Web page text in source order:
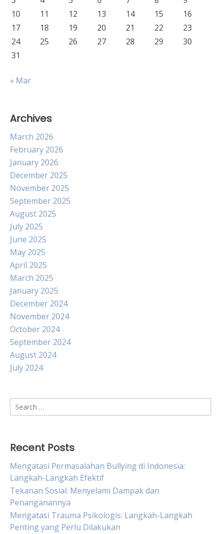
10
11 12 13 14 15
16
17
18 19 20 21 22
23
24
25 26 27 28 29
30
31
« Mar
Archives
March 2026
February 2026
January 2026
December 2025
November 2025
September 2025
August 2025
July 2025
June 2025
May 2025
April 2025
March 2025
January 2025
December 2024
November 2024
October 2024
September 2024
August 2024
July 2024
Search
for:
Recent Posts
Mengatasi Permasalahan Bullying di Indonesia:
Langkah-Langkah Efektif
Tekanan Sosial: Menyelami Dampak dan
Penanganannya
Mengatasi Trauma Psikologis: Langkah-Langkah
Penting yang Perlu Dilakukan